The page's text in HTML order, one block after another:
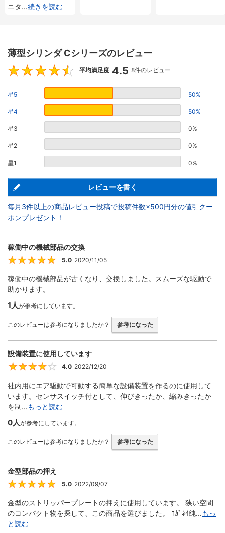
ニタ...続きを読む
薄型シリンダ Cシリーズのレビュー
4.5
平均満足度 4.5 8件のレビュー
星5 50%
星4 50%
星3 0%
星2 0%
星1 0%
レビューを書く
毎月3件以上の商品レビュー投稿で投稿件数×500円分の値引クー
ポンプレゼント！
稼働中の機械部品の交換
5
5.0 2020/11/05
稼働中の機械部品が古くなり、交換しました。スムーズな駆動で
助かります。
1人が参考にしています。
このレビューは参考になりましたか？ 参考になった
設備装置に使用しています
4
4.0 2022/12/20
社内用にエア駆動で可動する簡単な設備装置を作るのに使用して
います。センサスイッチ付として、伸びきったか、縮みきったか
を制...もっと読む
0人が参考にしています。
このレビューは参考になりましたか？ 参考になった
金型部品の押え
5
5.0 2022/09/07
金型のストリッパープレートの押えに使用しています。 狭い空間
のコンパクト物を探して、この商品を選びました。 ｺｶﾞﾈｲ純...もっ
と読む